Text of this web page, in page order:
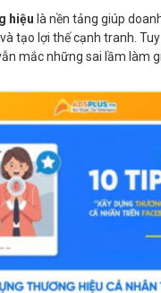
hiệu là nền tảng giúp
tạo lợi thế cạnh tranh.
mắc những sai lầm làm
đó giúp doanh nghiệp